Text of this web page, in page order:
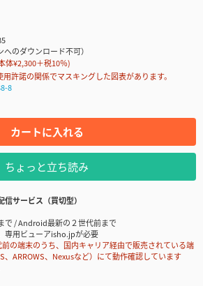
へのダウンロード不可）
体¥2,300＋税10％)
許諾の関係でマスキングした図表があります。
8
カートに入れる
ちょっと立ち読み
サービス（買切型）
で / Android最新の２世代前まで
専用ビューアisho.jpが必要
の端末のうち、国内キャリア経由で販売されている端
、ARROWS、Nexusなど）にて動作確認しています